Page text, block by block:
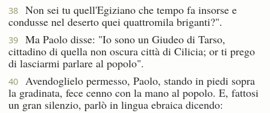
38
Non sei tu quell'Egiziano che tempo fa insorse e
condusse nel deserto quei quattromila briganti?".
39
Ma Paolo disse: "Io sono un Giudeo di Tarso,
cittadino di quella non oscura città di Cilicia; or ti prego
di lasciarmi parlare al popolo".
40
Avendoglielo permesso, Paolo, stando in piedi sopra
la gradinata, fece cenno con la mano al popolo. E, fattosi
un gran silenzio, parlò in lingua ebraica dicendo: